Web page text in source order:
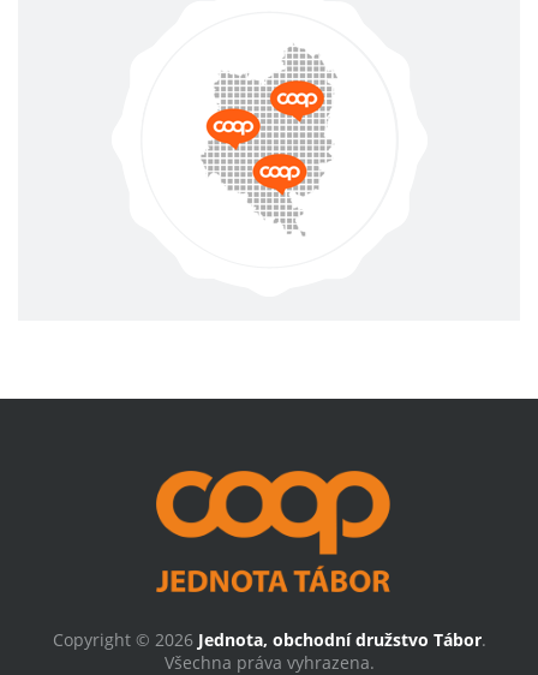
Copyright © 2026 Jednota, obchodní družstvo Tábor.
Všechna práva vyhrazena.